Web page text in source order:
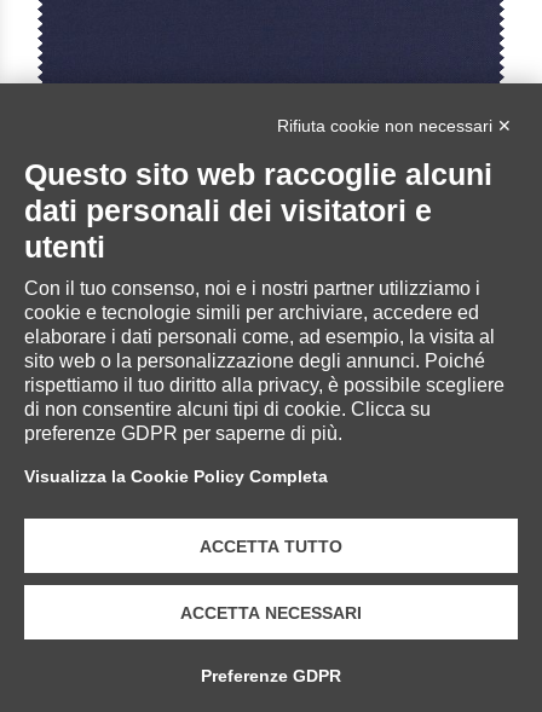
35/23
100% CASHMERE
Rifiuta cookie non necessari ✕
Questo sito web raccoglie alcuni
dati personali dei visitatori e
utenti
Con il tuo consenso, noi e i nostri partner utilizziamo i
cookie e tecnologie simili per archiviare, accedere ed
elaborare i dati personali come, ad esempio, la visita al
sito web o la personalizzazione degli annunci. Poiché
rispettiamo il tuo diritto alla privacy, è possibile scegliere
di non consentire alcuni tipi di cookie. Clicca su
preferenze GDPR per saperne di più.
Visualizza la Cookie Policy Completa
ACCETTA TUTTO
ACCETTA NECESSARI
Preferenze GDPR